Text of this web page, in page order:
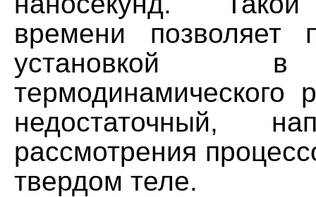
времени позволяет
установкой
термодинамического
недостаточный,
рассмотрения
твердом теле.